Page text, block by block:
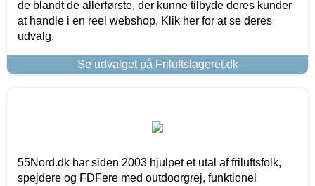
de blandt de allerførste, der kunne tilbyde deres kunder
at handle i en reel webshop. Klik her for at se deres
udvalg.
Se udvalget på Friluftslageret.dk
55Nord.dk har siden 2003 hjulpet et utal af friluftsfolk,
spejdere og FDFere med outdoorgrej, funktionel